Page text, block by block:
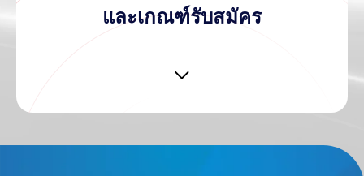
และเกณฑ์รับสมัคร